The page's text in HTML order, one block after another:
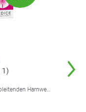
1)
Bei entzündlichen Erkrankungen der ableitenden Harnwege.